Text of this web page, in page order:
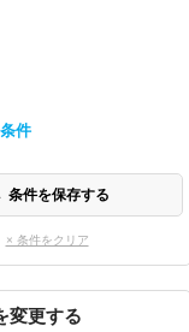
件
条件を保存する
× 条件をクリア
変更する